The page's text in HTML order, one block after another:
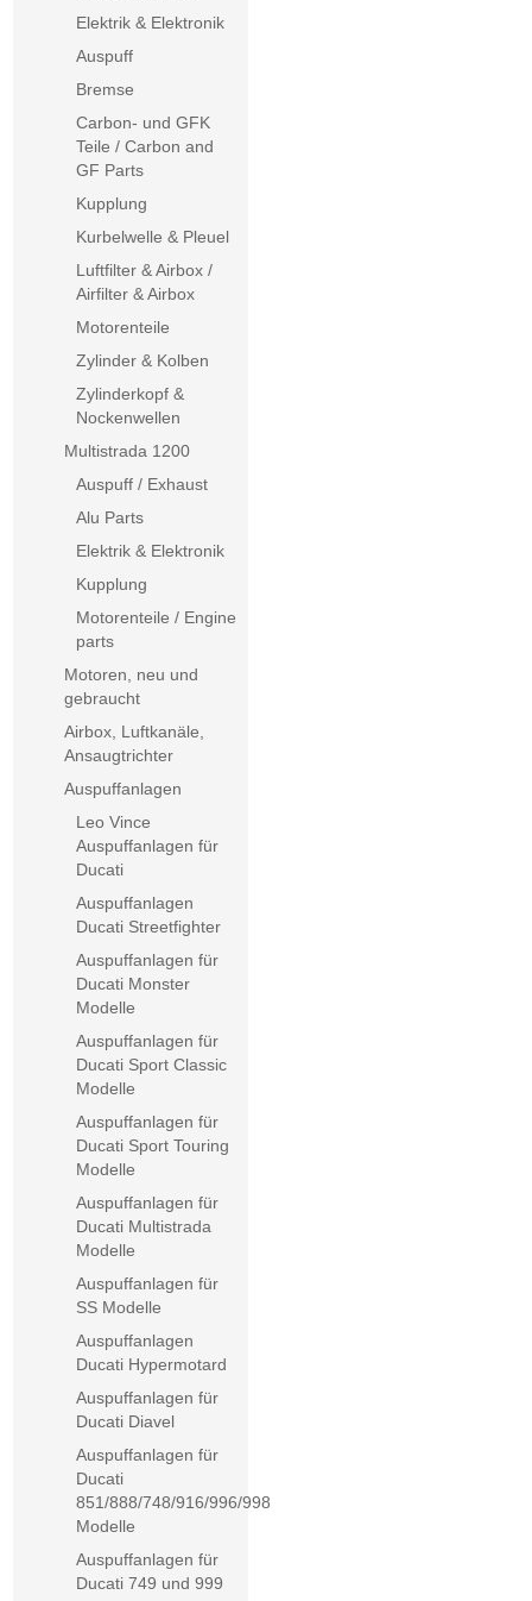
Elektrik & Elektronik
Auspuff
Bremse
Carbon- und GFK
Teile / Carbon and
GF Parts
Kupplung
Kurbelwelle & Pleuel
Luftfilter & Airbox /
Airfilter & Airbox
Motorenteile
Zylinder & Kolben
Zylinderkopf &
Nockenwellen
Multistrada 1200
Auspuff / Exhaust
Alu Parts
Elektrik & Elektronik
Kupplung
Motorenteile / Engine
parts
Motoren, neu und
gebraucht
Airbox, Luftkanäle,
Ansaugtrichter
Auspuffanlagen
Leo Vince
Auspuffanlagen für
Ducati
Auspuffanlagen
Ducati Streetfighter
Auspuffanlagen für
Ducati Monster
Modelle
Auspuffanlagen für
Ducati Sport Classic
Modelle
Auspuffanlagen für
Ducati Sport Touring
Modelle
Auspuffanlagen für
Ducati Multistrada
Modelle
Auspuffanlagen für
SS Modelle
Auspuffanlagen
Ducati Hypermotard
Auspuffanlagen für
Ducati Diavel
Auspuffanlagen für
Ducati
851/888/748/916/996/998
Modelle
Auspuffanlagen für
Ducati 749 und 999